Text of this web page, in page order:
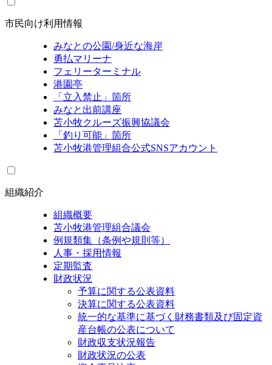
市民向け利用情報
みなとの公園/身近な海岸
勇払マリーナ
フェリーターミナル
港園亭
「立入禁止」箇所
みなと出前講座
苫小牧クルーズ振興協議会
「釣り可能」箇所
苫小牧港管理組合公式SNSアカウント
組織紹介
組織概要
苫小牧港管理組合議会
例規類集（条例や規則等）
人事・採用情報
定期監査
財政状況
予算に関する公表資料
決算に関する公表資料
統一的な基準に基づく財務書類及び固定資
産台帳の公表について
財政収支状況報告
財政状況の公表